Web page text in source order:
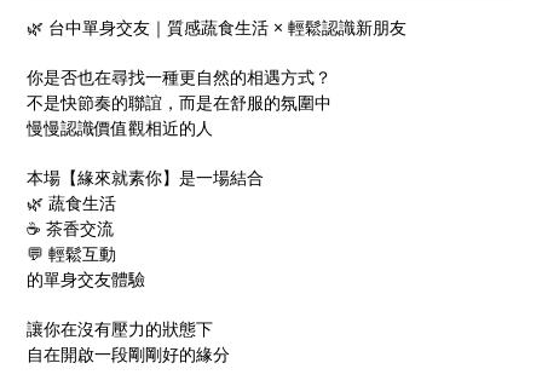
🌿 台中單身交友｜質感蔬食生活 × 輕鬆認識新朋友
你是否也在尋找一種更自然的相遇方式？
不是快節奏的聯誼，而是在舒服的氛圍中
慢慢認識價值觀相近的人
本場【緣來就素你】是一場結合
🌿 蔬食生活
☕ 茶香交流
💬 輕鬆互動
的單身交友體驗
讓你在沒有壓力的狀態下
自在開啟一段剛剛好的緣分